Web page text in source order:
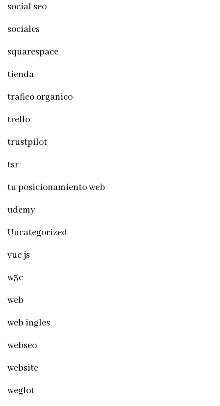
social seo
sociales
squarespace
tienda
trafico organico
trello
trustpilot
tsr
tu posicionamiento web
udemy
Uncategorized
vue js
w3c
web
web ingles
webseo
website
weglot